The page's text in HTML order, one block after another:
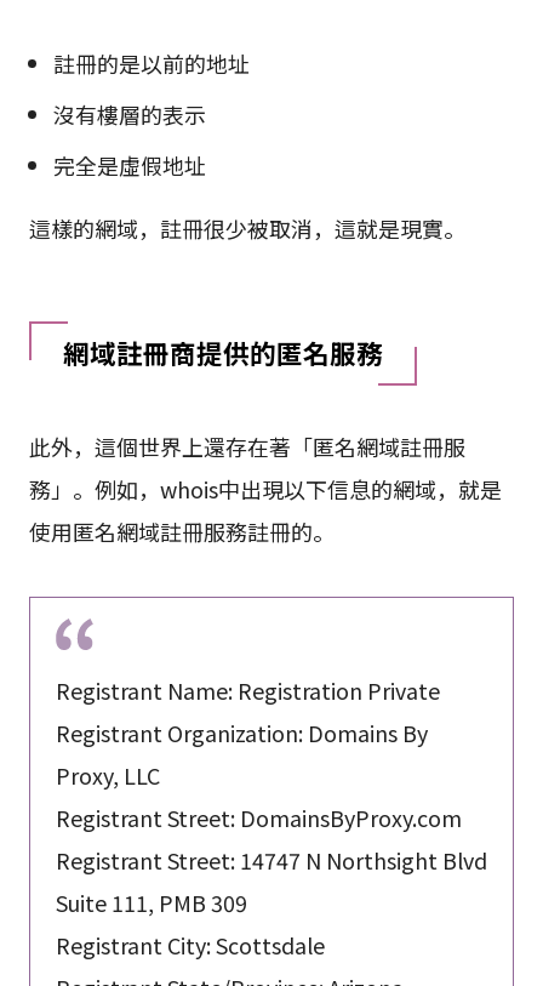
註冊的是以前的地址
沒有樓層的表示
完全是虛假地址
這樣的網域，註冊很少被取消，這就是現實。
網域註冊商提供的匿名服務
此外，這個世界上還存在著「匿名網域註冊服
務」。例如，whois中出現以下信息的網域，就是
使用匿名網域註冊服務註冊的。
Registrant Name: Registration Private
Registrant Organization: Domains By
Proxy, LLC
Registrant Street: DomainsByProxy.com
Registrant Street: 14747 N Northsight Blvd
Suite 111, PMB 309
Registrant City: Scottsdale